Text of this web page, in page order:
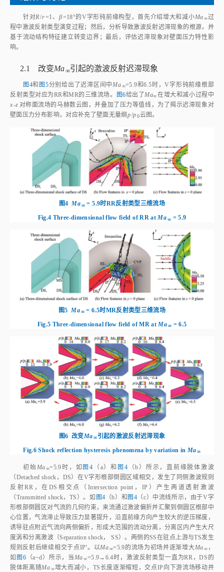
针对R/r=1、 β=18°的V字形钝前缘构型，首先介绍增大和减小Ma∞过
程中激波反射类型演变过程；然后，分析导致激波反射迟滞现象的根源，并
基于流动结构特征建立转变边界；最后，评估迟滞现象对壁面压力特性影
响。
2.1 改变Ma∞引起的激波反射迟滞现象
图4和 图5分别给出了迟滞区间中 Ma∞=5.9和6.5时，V字形钝前缘根部
反射类型对应为RR和MR的三维流场。
图6给出了Ma∞在增大和减小过程中
x‑z 对称面流场的马赫数云图，并叠加了压力等值线，为了揭示迟滞现象对
壁面压力分布影响，对应补充了壁面无量纲 p/p 0云图。
图4 Ma∞ = 5.9时RR反射类型三维流场
Fig.4 Three-dimensional flow field of RR atMa∞ = 5.9
图5 Ma∞ = 6.5时MR反射类型三维流场
Fig.5 Three-dimensional flow field of MR at Ma∞ = 6.5
图6 改变Ma∞引起的激波反射迟滞现象
Fig.6 Shock reflection hysteresis phenomena by variation in Ma ∞
初始 Ma∞=5.9时，如 图4 （a）和 图4 （b）所示，直前缘脱体激波
（Detached shock，DS）在V字形根部倒圆区域相交，发生了同侧激波规则
反射RR，在DS相交点（Intersection point，IP）产生两道透射激波
（Transmitted shock，TS）。如 图4 （b）和 图4 （c）中流线所示，由于V字
形根部倒圆区对气流的几何约束，来流通过激波偏折并汇聚到倒圆区根部中
心位置，气流滞止导致压力显著提升，沿直前缘方向产生较大的逆压梯度，
诱导驻点附近气流向两侧偏折，形成大范围的流动分离，分离区内产生大尺
度涡和分离激波（Separation shock， SS）。两侧的SS在驻点上游与TS发生
规则反射后继续相交于点IP'。以Ma∞=5.9的流场为初场并逐渐增大Ma∞ ，
如 图6 （a~d）所示，当 Ma ∞=5.9→6.4时，激波反射类型一直为RR，DS的
脱体距离随Ma∞增大而减小，TS长度逐渐缩短，交点IP向下游流场移动并